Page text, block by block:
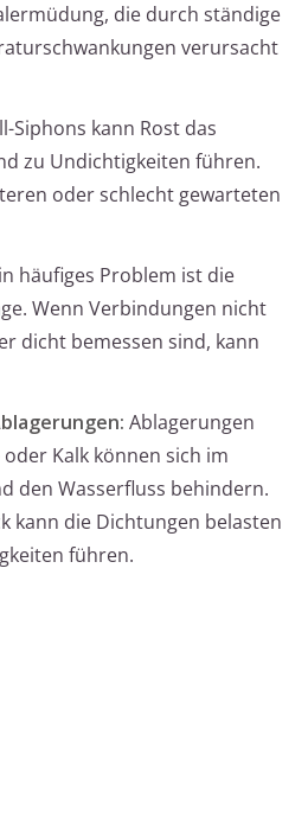
die durch ständige
verursacht
Siphons kann Rost das
zu Undichtigkeiten führen.
oder schlecht gewarteten
häufiges Problem ist die
Wenn Verbindungen nicht
dicht bemessen sind, kann
Ablagerungen
Kalk können sich im
den Wasserfluss behindern.
kann die Dichtungen belasten
führen.